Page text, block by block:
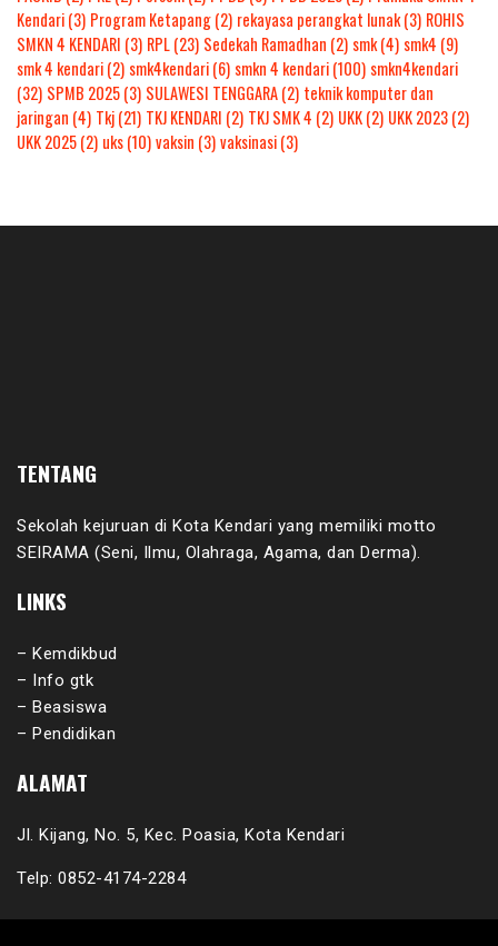
Kendari(3) Program Ketapang(2) rekayasa perangkat lunak(3) ROHIS
SMKN 4 KENDARI (3) RPL(23) Sedekah Ramadhan (2) smk(4) smk4 (9)
smk 4 kendari(2) smk4kendari(6) smkn 4 kendari(100) smkn4kendari
(32) SPMB 2025(3) SULAWESI TENGGARA(2) teknik komputer dan
jaringan (4) Tkj(21) TKJ KENDARI (2) TKJ SMK 4 (2) UKK(2) UKK 2023(2)
UKK 2025(2) uks(10)vaksin (3)vaksinasi(3)
TENTANG
Sekolah kejuruan di Kota Kendari yang memiliki motto
SEIRAMA (Seni, Ilmu, Olahraga, Agama, dan Derma).
LINKS
– Kemdikbud
– Info gtk
– Beasiswa
– Pendidikan
ALAMAT
Jl. Kijang, No. 5, Kec. Poasia, Kota Kendari
Telp: 0852-4174-2284